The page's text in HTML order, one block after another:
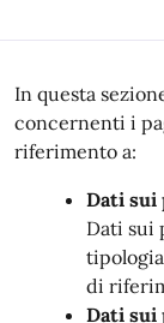
In questa
concernenti i
riferimento a:
Dati sui
Dati sui
di
Dati sui